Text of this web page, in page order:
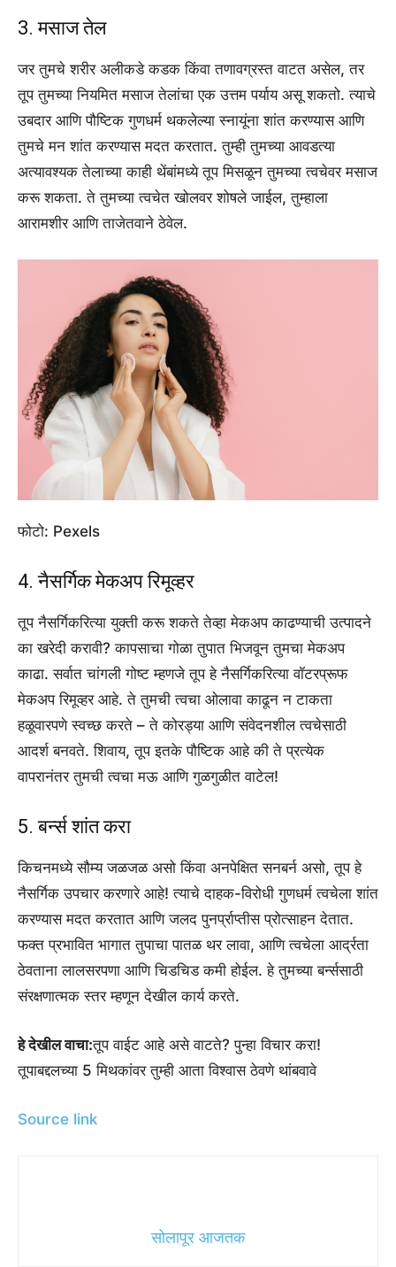
3. मसाज तेल
जर तुमचे शरीर अलीकडे कडक किंवा तणावग्रस्त वाटत असेल, तर
तूप तुमच्या नियमित मसाज तेलांचा एक उत्तम पर्याय असू शकतो. त्याचे
उबदार आणि पौष्टिक गुणधर्म थकलेल्या स्नायूंना शांत करण्यास आणि
तुमचे मन शांत करण्यास मदत करतात. तुम्ही तुमच्या आवडत्या
अत्यावश्यक तेलाच्या काही थेंबांमध्ये तूप मिसळून तुमच्या त्वचेवर मसाज
करू शकता. ते तुमच्या त्वचेत खोलवर शोषले जाईल, तुम्हाला
आरामशीर आणि ताजेतवाने ठेवेल.
फोटो: Pexels
4. नैसर्गिक मेकअप रिमूव्हर
तूप नैसर्गिकरित्या युक्ती करू शकते तेव्हा मेकअप काढण्याची उत्पादने
का खरेदी करावी? कापसाचा गोळा तुपात भिजवून तुमचा मेकअप
काढा. सर्वात चांगली गोष्ट म्हणजे तूप हे नैसर्गिकरित्या वॉटरप्रूफ
मेकअप रिमूव्हर आहे. ते तुमची त्वचा ओलावा काढून न टाकता
हळूवारपणे स्वच्छ करते – ते कोरड्या आणि संवेदनशील त्वचेसाठी
आदर्श बनवते. शिवाय, तूप इतके पौष्टिक आहे की ते प्रत्येक
वापरानंतर तुमची त्वचा मऊ आणि गुळगुळीत वाटेल!
5. बर्न्स शांत करा
किचनमध्ये सौम्य जळजळ असो किंवा अनपेक्षित सनबर्न असो, तूप हे
नैसर्गिक उपचार करणारे आहे! त्याचे दाहक-विरोधी गुणधर्म त्वचेला शांत
करण्यास मदत करतात आणि जलद पुनर्प्राप्तीस प्रोत्साहन देतात.
फक्त प्रभावित भागात तुपाचा पातळ थर लावा, आणि त्वचेला आर्द्रता
ठेवताना लालसरपणा आणि चिडचिड कमी होईल. हे तुमच्या बर्न्ससाठी
संरक्षणात्मक स्तर म्हणून देखील कार्य करते.
हे देखील वाचा:तूप वाईट आहे असे वाटते? पुन्हा विचार करा!
तूपाबद्दलच्या 5 मिथकांवर तुम्ही आता विश्वास ठेवणे थांबवावे
Source link
सोलापूर आजतक